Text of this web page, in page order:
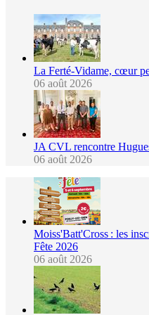
La Ferté-Vidame, cœur
06 août 2026
JA CVL rencontre
06 août 2026
Moiss'Batt'Cross : les
Fête 2026
06 août 2026